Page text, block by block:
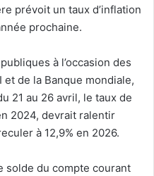
prévoit un taux d’inflation
prochaine.
à l’occasion des
de la Banque mondiale,
21 au 26 avril, le taux de
2024, devrait ralentir
à 12,9% en 2026.
solde du compte courant